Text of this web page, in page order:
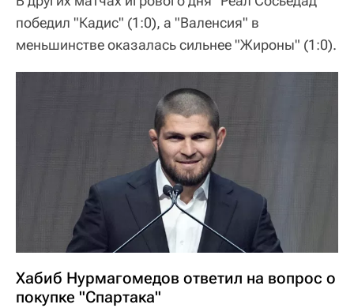
победил "Кадис" (1:0), а "Валенсия" в
меньшинстве оказалась сильнее "Жироны" (1:0).
Хабиб Нурмагомедов ответил на вопрос о
покупке "Спартака"